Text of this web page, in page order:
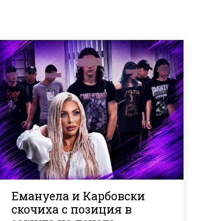
Емануела и Карбовски
скочиха с позиция в